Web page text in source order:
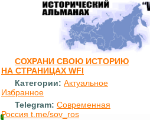
СОХРАНИ СВОЮ ИСТОРИЮ
НА СТРАНИЦАХ WFI
Категории: Актуальное
Избранное
Telegram: Современная
Россия t.me/sov_ros